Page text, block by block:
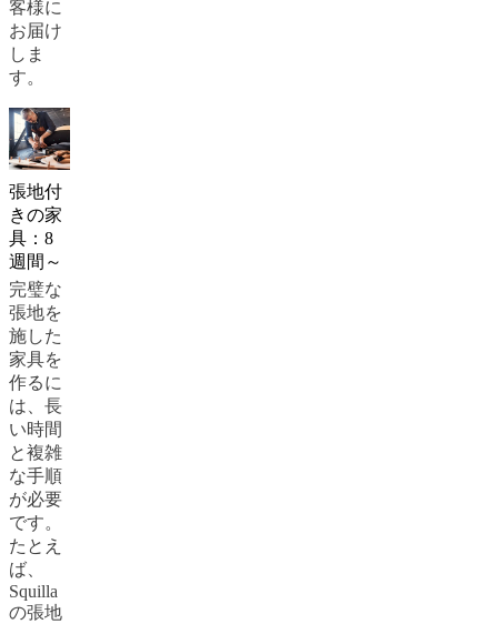
指
針
企
業
の
社
会
的
責
任
歴
史
プ
レ
ス
ラ
ウ
ン
ジ
ク
ラ
フ
ト
マ
ン
シ
客様に
お届け
しま
す。
張地付
きの家
具：8
週間～
完璧な
張地を
施した
家具を
作るに
は、長
い時間
と複雑
な手順
が必要
です。
たとえ
ば、
Squilla
の張地